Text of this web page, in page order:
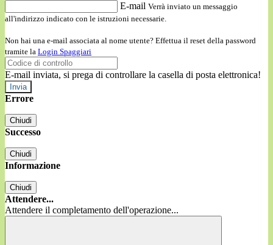
E-mail Verrà inviato un messaggio
all'indirizzo indicato con le istruzioni necessarie.
Non hai una e-mail associata al nome utente? Effettua il reset della password
tramite la Login Spaggiari
E-mail inviata, si prega di controllare la casella di posta elettronica!
Errore
Chiudi
Successo
Chiudi
Informazione
Chiudi
Attendere...
Attendere il completamento dell'operazione...